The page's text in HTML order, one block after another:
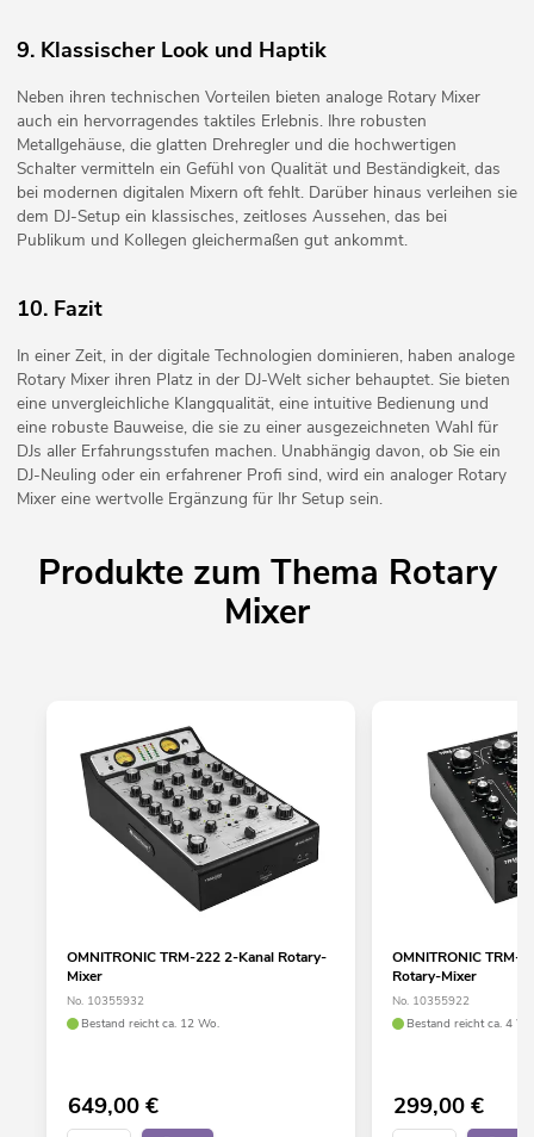
9. Klassischer Look und Haptik
Neben ihren technischen Vorteilen bieten analoge Rotary Mixer
auch ein hervorragendes taktiles Erlebnis. Ihre robusten
Metallgehäuse, die glatten Drehregler und die hochwertigen
Schalter vermitteln ein Gefühl von Qualität und Beständigkeit, das
bei modernen digitalen Mixern oft fehlt. Darüber hinaus verleihen sie
dem DJ-Setup ein klassisches, zeitloses Aussehen, das bei
Publikum und Kollegen gleichermaßen gut ankommt.
10. Fazit
In einer Zeit, in der digitale Technologien dominieren, haben analoge
Rotary Mixer ihren Platz in der DJ-Welt sicher behauptet. Sie bieten
eine unvergleichliche Klangqualität, eine intuitive Bedienung und
eine robuste Bauweise, die sie zu einer ausgezeichneten Wahl für
DJs aller Erfahrungsstufen machen. Unabhängig davon, ob Sie ein
DJ-Neuling oder ein erfahrener Profi sind, wird ein analoger Rotary
Mixer eine wertvolle Ergänzung für Ihr Setup sein.
Produkte zum Thema Rotary
Mixer
OMNITRONIC TRM-222 2-Kanal Rotary-
Mixer
No. 10355932
Bestand reicht ca. 12 Wo.
649,00€
OMNITRONIC TRM-
Rotary-Mixer
No. 10355922
Bestand reicht ca. 4
299,00€